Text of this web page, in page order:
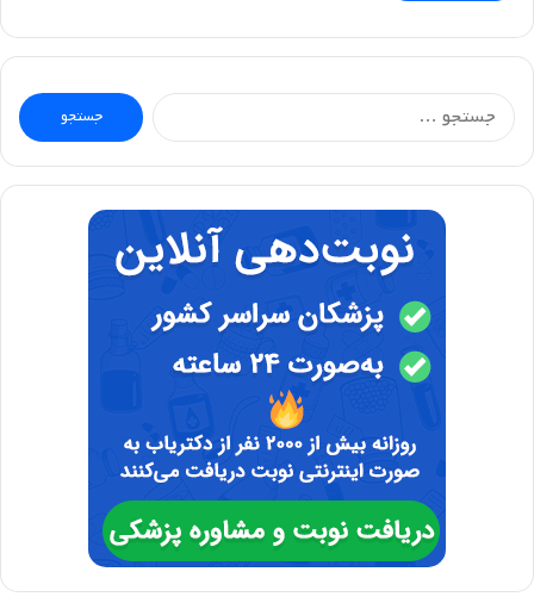
جستجو
برای: